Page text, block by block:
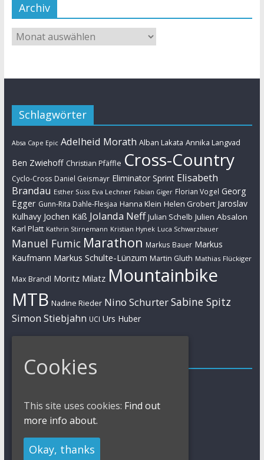
Archiv
Schlagwörter
Absa Cape Epic Adelheid Morath Alban Lakata Annika Langvad
Ben Zwiehoff Christian Pfäffle Cross-Country
Cyclo-Cross Daniel Geismayr Eliminator Sprint Elisabeth
Brandau Esther Süss Eva Lechner Fabian Giger Florian Vogel Georg
Egger Gunn-Rita Dahle-Flesjaa Hanna Klein Helen Grobert Jaroslav
Kulhavy Jochen Käß Jolanda Neff Julian Schelb Julien Absalon
Karl Platt Kathrin Stirnemann Kristian Hynek Luca Schwarzbauer
Manuel Fumic Marathon Markus Bauer Markus
Kaufmann Markus Schulte-Lünzum Martin Gluth Mathias Flückiger
Max Brandl Moritz Milatz Mountainbike
MTB Nadine Rieder Nino SchurterSabine Spitz
Simon Stiebjahn UCI Urs Huber
Impressum
Cookies Policy
Cookies
This site uses cookies: Find out
more info about.
Okay, thanks